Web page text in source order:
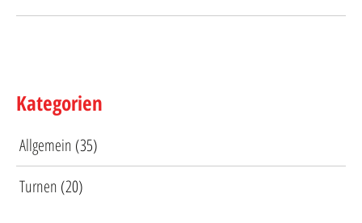
Kategorien
Allgemein (35)
Turnen (20)